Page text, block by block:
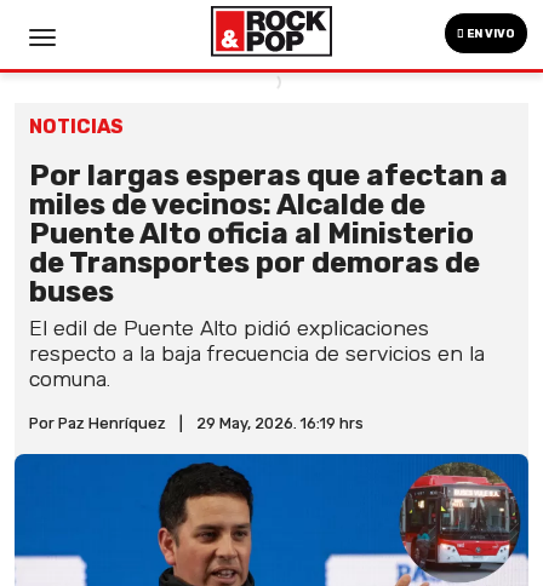
EN VIVO
NOTICIAS
Por largas esperas que afectan a
miles de vecinos: Alcalde de
Puente Alto oficia al Ministerio
de Transportes por demoras de
buses
El edil de Puente Alto pidió explicaciones
respecto a la baja frecuencia de servicios en la
comuna.
Por Paz Henríquez 29 May, 2026. 16:19 hrs